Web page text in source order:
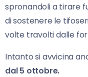
spronandoli a tirare
di sostenere le
volte travolti dalle
Intanto si avvicina
dal 5 ottobre.